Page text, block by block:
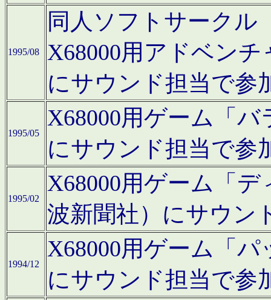
1995/08
同人ソフトサークル
X68000用アドベン
にサウンド担当で参
1995/05
X68000用ゲーム「
にサウンド担当で参
1995/02
X68000用ゲーム「
波新聞社）にサウン
1994/12
X68000用ゲーム「
にサウンド担当で参